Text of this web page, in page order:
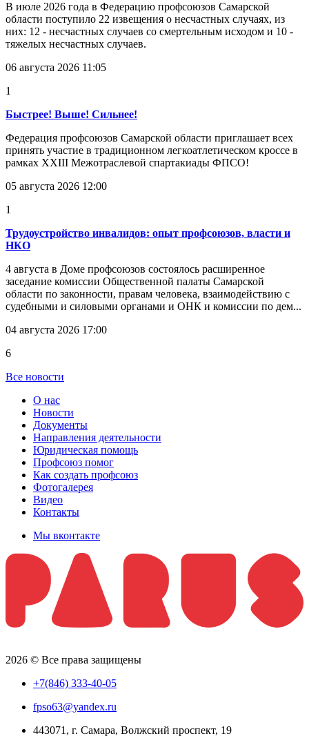
В июле 2026 года в Федерацию профсоюзов Самарской
области поступило 22 извещения о несчастных случаях, из
них: 12 - несчастных случаев со смертельным исходом и 10 -
тяжелых несчастных случаев.
06 августа 2026 11:05
1
Быстрее! Выше! Сильнее!
Федерация профсоюзов Самарской области приглашает всех
принять участие в традиционном легкоатлетическом кроссе в
рамках XXIII Межотраслевой спартакиады ФПСО!
05 августа 2026 12:00
1
Трудоустройство инвалидов: опыт профсоюзов, власти и
НКО
4 августа в Доме профсоюзов состоялось расширенное
заседание комиссии Общественной палаты Самарской
области по законности, правам человека, взаимодействию с
судебными и силовыми органами и ОНК и комиссии по дем...
04 августа 2026 17:00
6
Все новости
О нас
Новости
Документы
Направления деятельности
Юридическая помощь
Профсоюз помог
Как создать профсоюз
Фотогалерея
Видео
Контакты
Мы вконтакте
2026 © Все права защищены
+7(846) 333-40-05
fpso63@yandex.ru
443071, г. Самара, Волжский проспект, 19